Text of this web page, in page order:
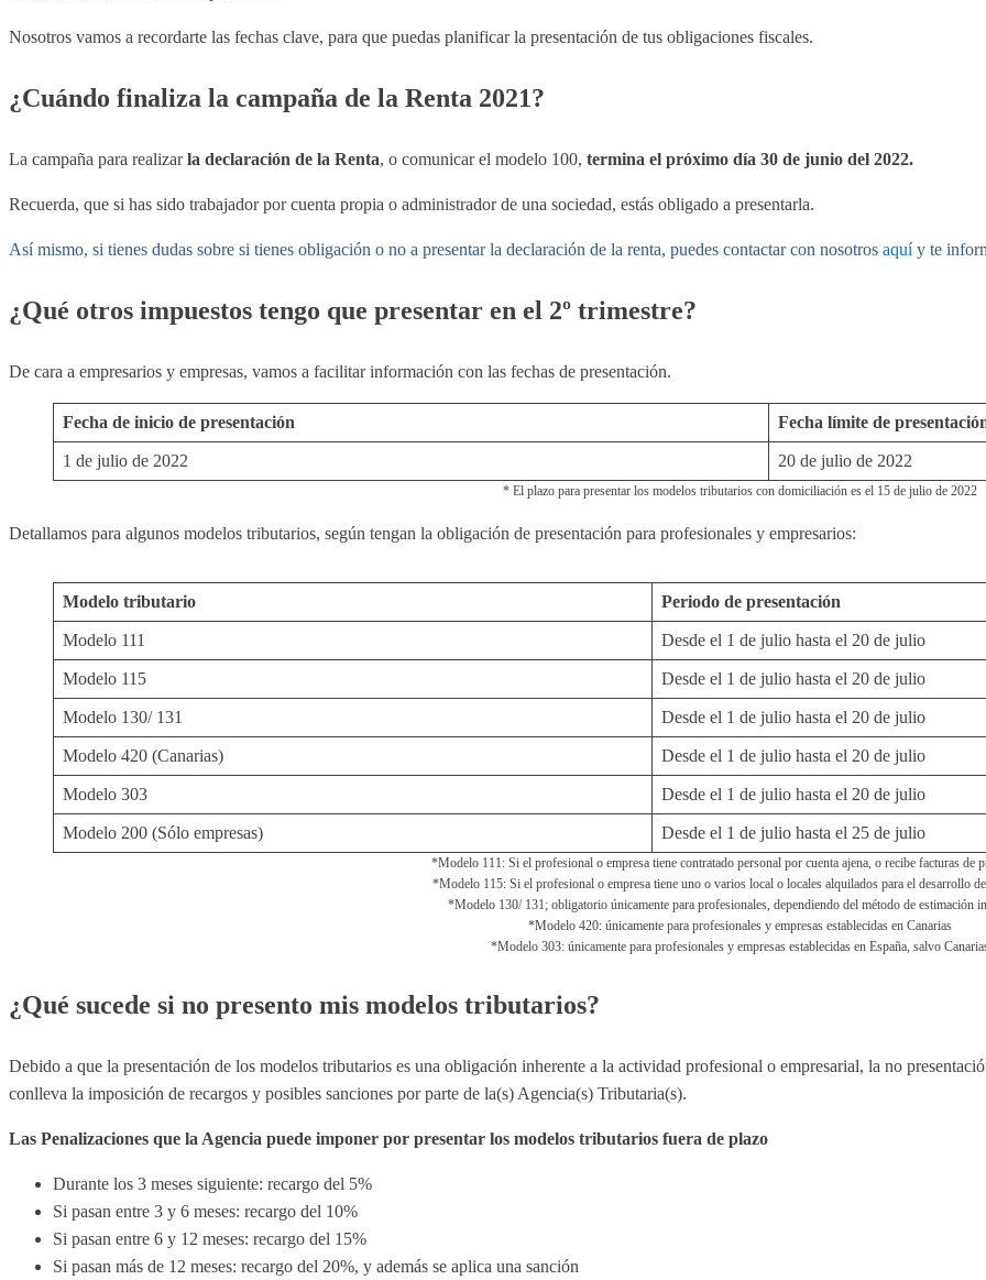
Nosotros vamos a recordarte las fechas clave, para que puedas planificar la presentación de tus obligaciones fiscales.
¿Cuándo finaliza la campaña de la Renta 2021?
La campaña para realizarla declaración de la Renta, o comunicar el modelo 100, termina el próximo día 30 de junio del 2022.
Recuerda, que si has sido trabajador por cuenta propia o administrador de una sociedad, estás obligado a presentarla.
Así mismo, si tienes dudas sobre si tienes obligación o no a presentar la declaración de la renta, puedes contactar con nosotros aquíy te
¿Qué otros impuestos tengo que presentar en el 2º trimestre?
De cara a empresarios y empresas, vamos a facilitar información con las fechas de presentación.
Fecha de inicio de presentación Fecha límite de
1 de julio de 2022 20 de julio de 2022
* El plazo para presentar los modelos tributarios con domiciliación es el 15 de julio de 2022
Detallamos para algunos modelos tributarios, según tengan la obligación de presentación para profesionales y empresarios:
Modelo tributario Periodo de presentación
Modelo 111 Desde el 1 de julio hasta el 20 de julio
Modelo 115 Desde el 1 de julio hasta el 20 de julio
Modelo 130/ 131 Desde el 1 de julio hasta el 20 de julio
Modelo 420 (Canarias) Desde el 1 de julio hasta el 20 de julio
Modelo 303 Desde el 1 de julio hasta el 20 de julio
Modelo 200 (Sólo empresas) Desde el 1 de julio hasta el 25 de julio
*Modelo 111: Si el profesional o empresa tiene contratado personal por cuenta ajena, o recibe facturas de
*Modelo 115: Si el profesional o empresa tiene uno o varios local o locales alquilados para el desarrollo
*Modelo 130/ 131; obligatorio únicamente para profesionales, dependiendo del método de estimación
*Modelo 420: únicamente para profesionales y empresas establecidas en Canarias
*Modelo 303: únicamente para profesionales y empresas establecidas en España, salvo
¿Qué sucede si no presento mis modelos tributarios?
Debido a que la presentación de los modelos tributarios es una obligación inherente a la actividad profesional o empresarial, la no
conlleva la imposición de recargos y posibles sanciones por parte de la(s) Agencia(s) Tributaria(s).
Las Penalizaciones que la Agencia puede imponer por presentar los modelos tributarios fuera de plazo
Durante los 3 meses siguiente: recargo del 5%
Si pasan entre 3 y 6 meses: recargo del 10%
Si pasan entre 6 y 12 meses: recargo del 15%
Si pasan más de 12 meses: recargo del 20%, y además se aplica una sanción